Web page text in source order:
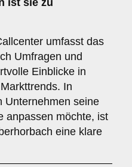
ist sie zu
umfasst das
Umfragen und
Einblicke in
In
Unternehmen seine
anpassen möchte, ist
eine klare